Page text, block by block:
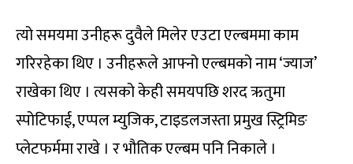
त्यो समयमा उनीहरू दुवैले मिलेर एउटा एल्बममा काम
गरिरहेका थिए । उनीहरूले आफ्नो एल्बमको नाम ‘ज्याज’
राखेका थिए । त्यसको केही समयपछि शरद ऋतुमा
स्पोटिफाई, एप्पल म्युजिक, टाइडलजस्ता प्रमुख स्ट्रिमिङ
प्लेटफर्ममा राखे । र भौतिक एल्बम पनि निकाले ।